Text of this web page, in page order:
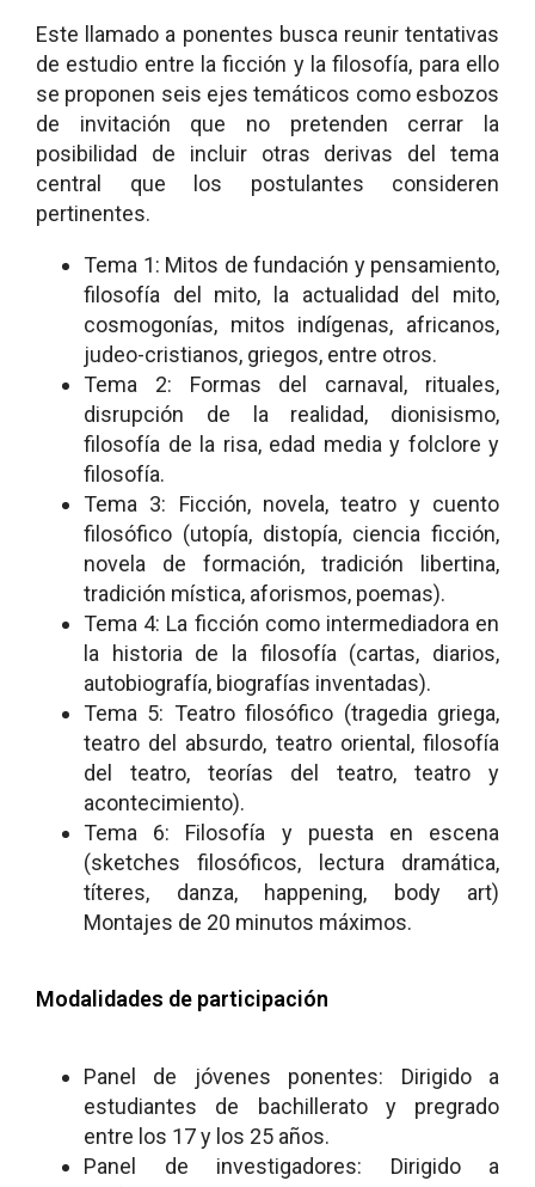
Este llamado a ponentes busca reunir tentativas
de estudio entre la ficción y la filosofía, para ello
se proponen seis ejes temáticos como esbozos
de invitación que no pretenden cerrar la
posibilidad de incluir otras derivas del tema
central que los postulantes consideren
pertinentes.
Tema 1: Mitos de fundación y pensamiento,
filosofía del mito, la actualidad del mito,
cosmogonías, mitos indígenas, africanos,
judeo-cristianos, griegos, entre otros.
Tema 2: Formas del carnaval, rituales,
disrupción de la realidad, dionisismo,
filosofía de la risa, edad media y folclore y
filosofía.
Tema 3: Ficción, novela, teatro y cuento
filosófico (utopía, distopía, ciencia ficción,
novela de formación, tradición libertina,
tradición mística, aforismos, poemas).
Tema 4: La ficción como intermediadora en
la historia de la filosofía (cartas, diarios,
autobiografía, biografías inventadas).
Tema 5: Teatro filosófico (tragedia griega,
teatro del absurdo, teatro oriental, filosofía
del teatro, teorías del teatro, teatro y
acontecimiento).
Tema 6: Filosofía y puesta en escena
(sketches filosóficos, lectura dramática,
títeres, danza, happening, body art)
Montajes de 20 minutos máximos.
Modalidades de participación
Panel de jóvenes ponentes: Dirigido a
estudiantes de bachillerato y pregrado
entre los 17 y los 25 años.
Panel de investigadores: Dirigido a